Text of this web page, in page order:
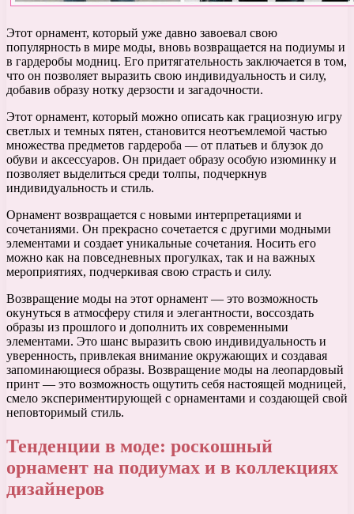
Этот орнамент, который уже давно завоевал свою
популярность в мире моды, вновь возвращается на подиумы и
в гардеробы модниц. Его притягательность заключается в том,
что он позволяет выразить свою индивидуальность и силу,
добавив образу нотку дерзости и загадочности.
Этот орнамент, который можно описать как грациозную игру
светлых и темных пятен, становится неотъемлемой частью
множества предметов гардероба — от платьев и блузок до
обуви и аксессуаров. Он придает образу особую изюминку и
позволяет выделиться среди толпы, подчеркнув
индивидуальность и стиль.
Орнамент возвращается с новыми интерпретациями и
сочетаниями. Он прекрасно сочетается с другими модными
элементами и создает уникальные сочетания. Носить его
можно как на повседневных прогулках, так и на важных
мероприятиях, подчеркивая свою страсть и силу.
Возвращение моды на этот орнамент — это возможность
окунуться в атмосферу стиля и элегантности, воссоздать
образы из прошлого и дополнить их современными
элементами. Это шанс выразить свою индивидуальность и
уверенность, привлекая внимание окружающих и создавая
запоминающиеся образы. Возвращение моды на леопардовый
принт — это возможность ощутить себя настоящей модницей,
смело экспериментирующей с орнаментами и создающей свой
неповторимый стиль.
Тенденции в моде: роскошный
орнамент на подиумах и в коллекциях
дизайнеров